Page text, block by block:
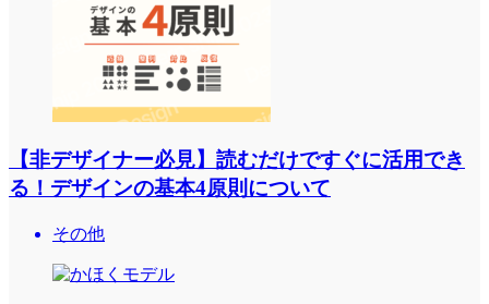
【非デザイナー必見】読むだけですぐに活用でき
る！デザインの基本4原則について
その他